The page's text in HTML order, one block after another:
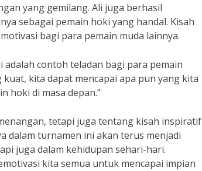
yang gemilang. Ali juga berhasil
sebagai pemain hoki yang handal. Kisah
bagi para pemain muda lainnya.
adalah contoh teladan bagi para pemain
kita dapat mencapai apa pun yang kita
hoki di masa depan.”
tetapi juga tentang kisah inspiratif
dalam turnamen ini akan terus menjadi
juga dalam kehidupan sehari-hari.
kita semua untuk mencapai impian